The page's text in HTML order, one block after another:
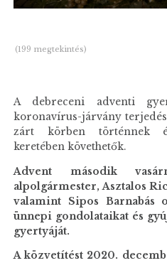
(199 megtekintés)
A debreceni adventi
koronavírus-járvány
zárt körben történnek
keretében követhetők.
Advent második
alpolgármester, Asztalos
valamint Sipos Barnabás
ünnepi gondolataikat és
gyertyáját.
A közvetítést 2020.